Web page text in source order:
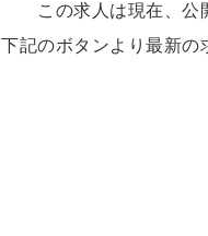
この求人は現在、公
下記のボタンより最新の